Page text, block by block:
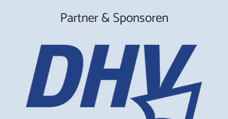
Partner & Sponsoren